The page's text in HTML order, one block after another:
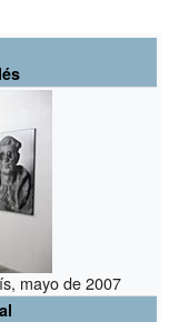
mayo de 2007